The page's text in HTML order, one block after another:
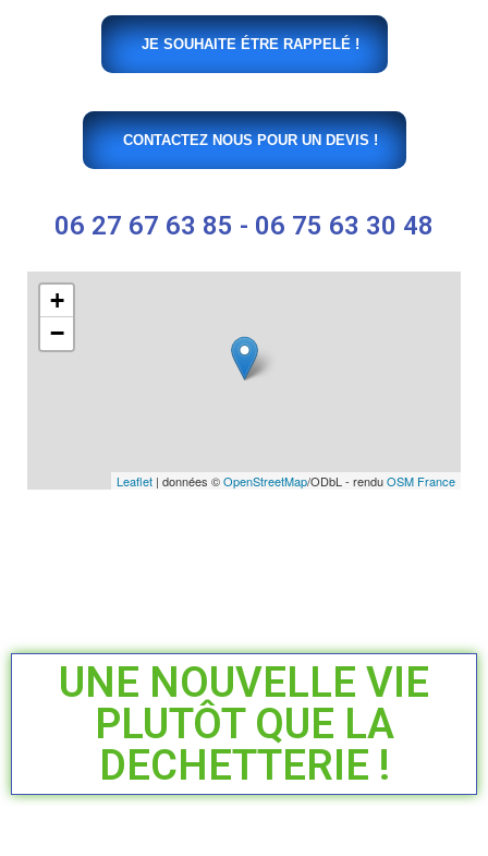
JE SOUHAITE ÉTRE RAPPELÉ !
CONTACTEZ NOUS POUR UN DEVIS !
06 27 67 63 85 - 06 75 63 30 48
+
−
Leaflet | données ©OpenStreetMap/ODbL - renduOSM France
UNE NOUVELLE VIE
PLUTÔT QUE LA
DECHETTERIE !